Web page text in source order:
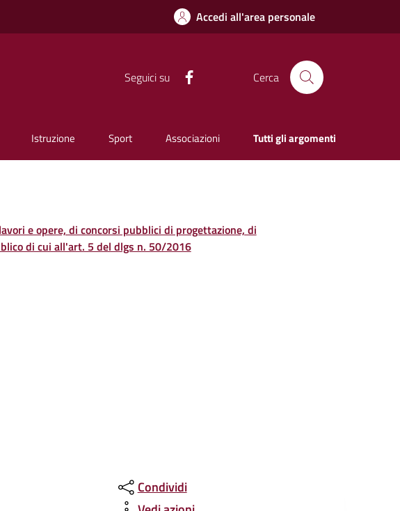
Accedi all'area personale
Seguici su Cerca
Istruzione Sport Associazioni Tutti gli argomenti
e opere, di concorsi pubblici di progettazione, di
di cui all'art. 5 del dlgs n. 50/2016
Condividi